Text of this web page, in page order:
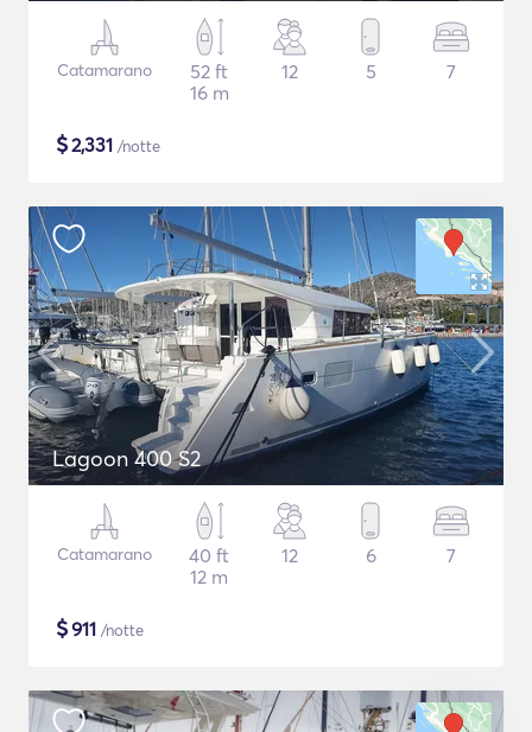
Catamarano
52 ft
16 m
12 5 7
$2,331 /notte
Lagoon 400 S2
Catamarano
40 ft
12 m
12 6 7
$911 /notte